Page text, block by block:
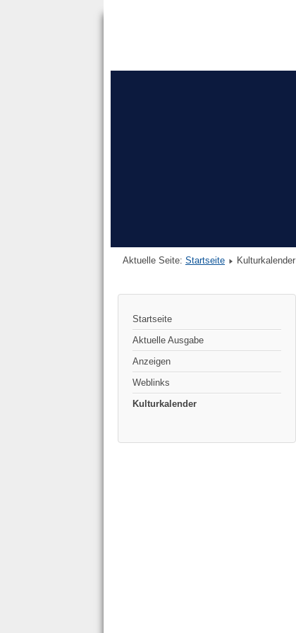
Aktuelle Seite: Startseite Kulturkalender
Startseite
Aktuelle Ausgabe
Anzeigen
Weblinks
Kulturkalender